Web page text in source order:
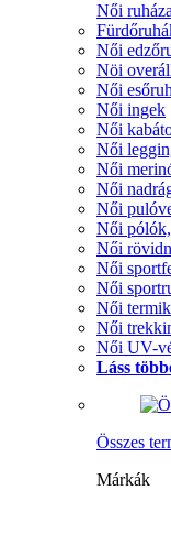
Női
Női
Nöi
Női
Női ingek
Női
Női
Női
Női
Női
Női
Női
Női
Női
Női
Női
Női UV-
Láss
Összes
Márkák